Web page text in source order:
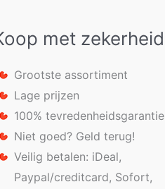
met zekerheid
Grootste assortiment
Lage prijzen
100% tevredenheidsgarantie
Niet goed? Geld terug!
Veilig betalen: iDeal,
Paypal/creditcard, Sofort,